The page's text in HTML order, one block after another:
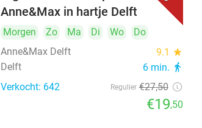
Anne&Max in hartje Delft
Morgen Zo Ma Di Wo
Do
Anne&Max Delft
9.1 star
Delft 6 min. directions_walk
Verkocht: 642 Regulier €27,50
€19,50